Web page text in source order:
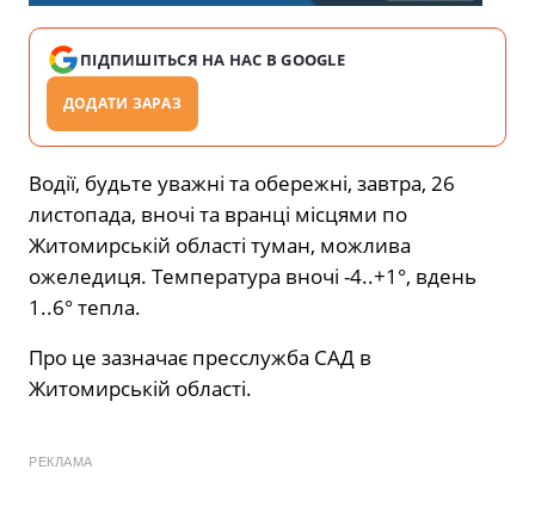
ПІДПИШІТЬСЯ НА НАС В GOOGLE
ДОДАТИ ЗАРАЗ
Водії, будьте уважні та обережні, завтра, 26
листопада, вночі та вранці місцями по
Житомирській області туман, можлива
ожеледиця. Температура вночі -4..+1°, вдень
1..6° тепла.
Про це зазначає пресслужба САД в
Житомирській області.
РЕКЛАМА